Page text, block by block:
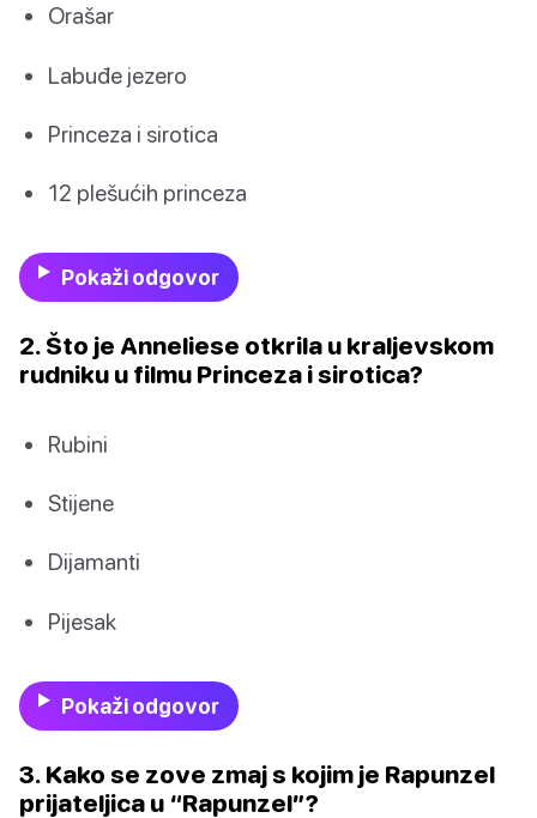
Orašar
Labuđe jezero
Princeza i sirotica
12 plešućih princeza
Pokaži odgovor
2. Što je Anneliese otkrila u kraljevskom
rudniku u filmu Princeza i sirotica?
Rubini
Stijene
Dijamanti
Pijesak
Pokaži odgovor
3. Kako se zove zmaj s kojim je Rapunzel
prijateljica u “Rapunzel”?